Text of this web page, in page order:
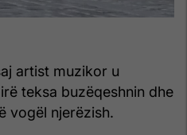
artist muzikor u
teksa buzëqeshnin dhe
vogël njerëzish.